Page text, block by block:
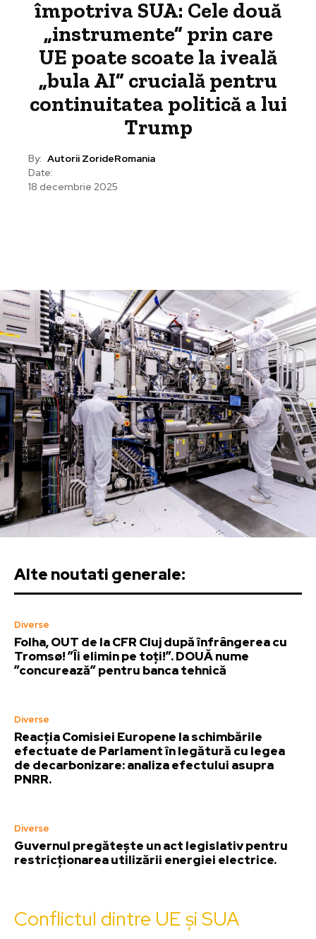
împotriva SUA: Cele două
„instrumente” prin care
UE poate scoate la iveală
„bula AI” crucială pentru
continuitatea politică a lui
Trump
By: Autorii ZorideRomania
Date:
18 decembrie 2025
Alte noutati generale:
Diverse
Folha, OUT de la CFR Cluj după înfrângerea cu
Tromsø! ”Îi elimin pe toți!”. DOUĂ nume
”concurează” pentru banca tehnică
Diverse
Reacția Comisiei Europene la schimbările
efectuate de Parlament în legătură cu legea
de decarbonizare: analiza efectului asupra
PNRR.
Diverse
Guvernul pregătește un act legislativ pentru
restricționarea utilizării energiei electrice.
Conflictul dintre UE și SUA